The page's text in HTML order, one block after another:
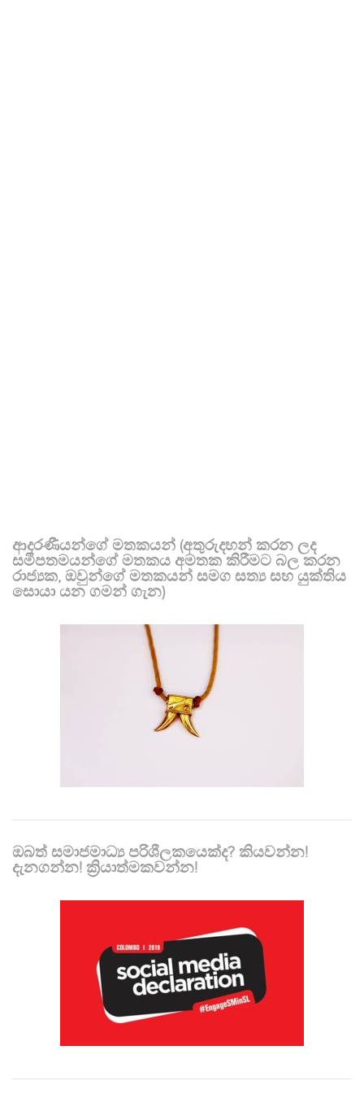
ආදරණීයන්ගේ මතකයන් (අතුරුදහන් කරන ලද
සමීපතමයන්ගේ මතකය අමතක කිරීමට බල කරන
රාජ්‍යක, ඔවුන්ගේ මතකයන් සමග සත්‍ය සහ යුක්තිය
සොයා යන ගමන් ගැන)
ඔබත් සමාජමාධ්‍ය පරිශීලකයෙක්ද? කියවන්න!
දැනගන්න! ක්‍රියාත්මකවන්න!